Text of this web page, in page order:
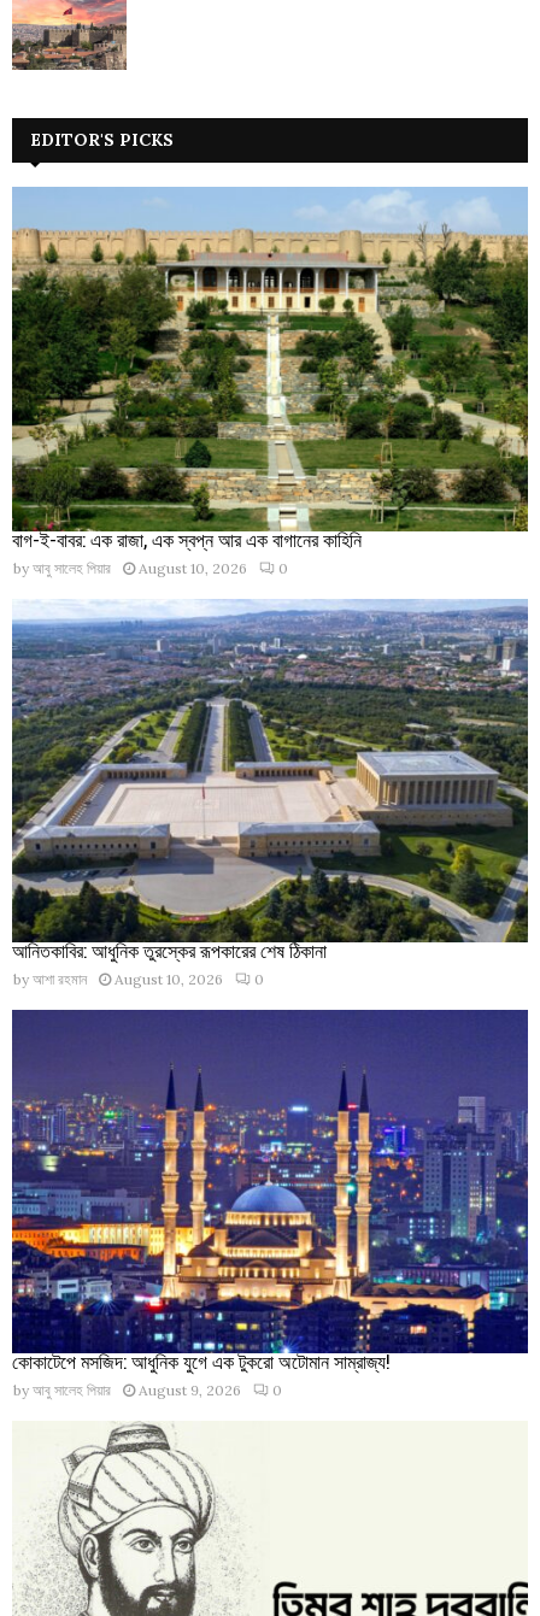
EDITOR'S PICKS
বাগ-ই-বাবর: এক রাজা, এক স্বপ্ন আর এক বাগানের কাহিনি
by আবু সালেহ পিয়ার August 10, 2026 0
আনিতকাবির: আধুনিক তুরস্কের রূপকারের শেষ ঠিকানা
by আশা রহমান August 10, 2026 0
কোকাটেপে মসজিদ: আধুনিক যুগে এক টুকরো অটোমান সাম্রাজ্য!
by আবু সালেহ পিয়ার August 9, 2026 0